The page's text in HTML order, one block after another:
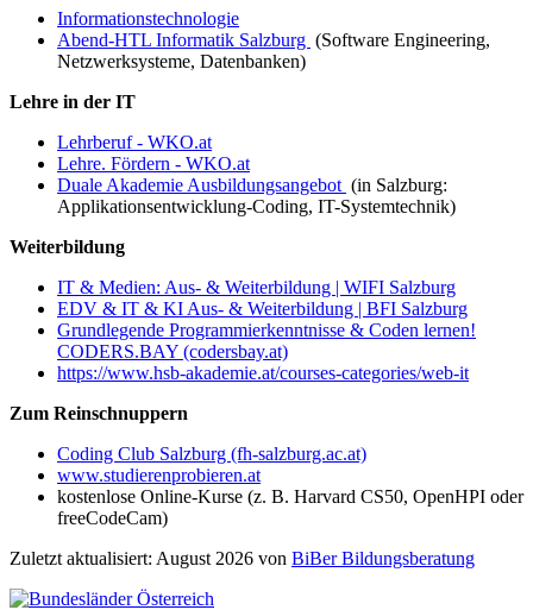
Informationstechnologie
Abend-HTL Informatik Salzburg (Software Engineering,
Netzwerksysteme, Datenbanken)
Lehre in der IT
Lehrberuf - WKO.at
Lehre. Fördern - WKO.at
Duale Akademie Ausbildungsangebot (in Salzburg:
Applikationsentwicklung-Coding, IT-Systemtechnik)
Weiterbildung
IT & Medien: Aus- & Weiterbildung | WIFI Salzburg
EDV & IT & KI Aus- & Weiterbildung | BFI Salzburg
Grundlegende Programmierkenntnisse & Coden lernen!
CODERS.BAY (codersbay.at)
https://www.hsb-akademie.at/courses-categories/web-it
Zum Reinschnuppern
Coding Club Salzburg (fh-salzburg.ac.at)
www.studierenprobieren.at
kostenlose Online-Kurse (z. B. Harvard CS50, OpenHPI oder
freeCodeCam)
Zuletzt aktualisiert: August 2026 von BiBer Bildungsberatung